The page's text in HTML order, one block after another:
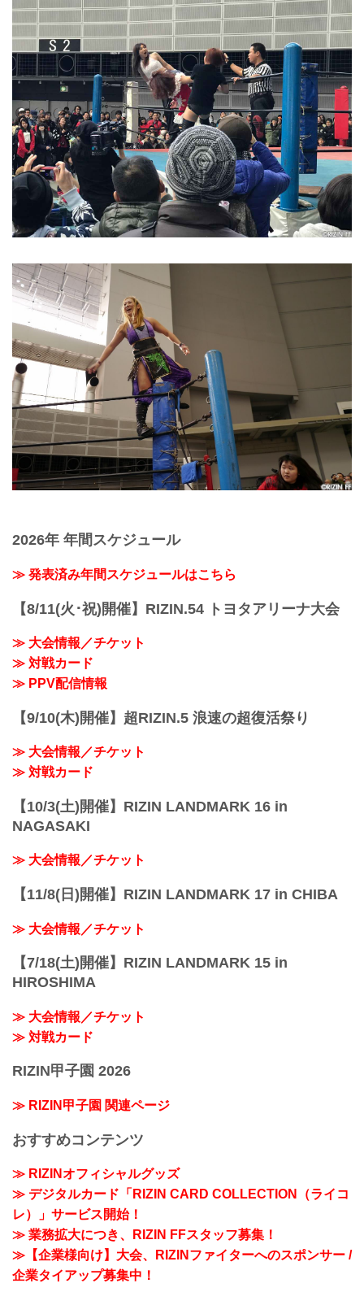
2026年 年間スケジュール
≫ 発表済み年間スケジュールはこちら
【8/11(火･祝)開催】RIZIN.54 トヨタアリーナ大会
≫ 大会情報／チケット
≫ 対戦カード
≫ PPV配信情報
【9/10(木)開催】超RIZIN.5 浪速の超復活祭り
≫ 大会情報／チケット
≫ 対戦カード
【10/3(土)開催】RIZIN LANDMARK 16 in
NAGASAKI
≫ 大会情報／チケット
【11/8(日)開催】RIZIN LANDMARK 17 in CHIBA
≫ 大会情報／チケット
【7/18(土)開催】RIZIN LANDMARK 15 in
HIROSHIMA
≫ 大会情報／チケット
≫ 対戦カード
RIZIN甲子園 2026
≫ RIZIN甲子園 関連ページ
おすすめコンテンツ
≫ RIZINオフィシャルグッズ
≫ デジタルカード「RIZIN CARD COLLECTION（ライコ
レ）」サービス開始！
≫ 業務拡大につき、RIZIN FFスタッフ募集！
≫【企業様向け】大会、RIZINファイターへのスポンサー /
企業タイアップ募集中！